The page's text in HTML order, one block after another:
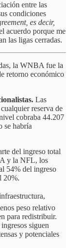
entre las
condiciones
es decir,
acuerdo porque me
las ligas cerradas.
la WNBA fue la
retorno económico
Las
reserva de
cobraba 44.207
se habría
del ingreso total
y la NFL, los
54% del ingreso
20%.
peso relativo
para redistribuir.
siguen
y potenciales